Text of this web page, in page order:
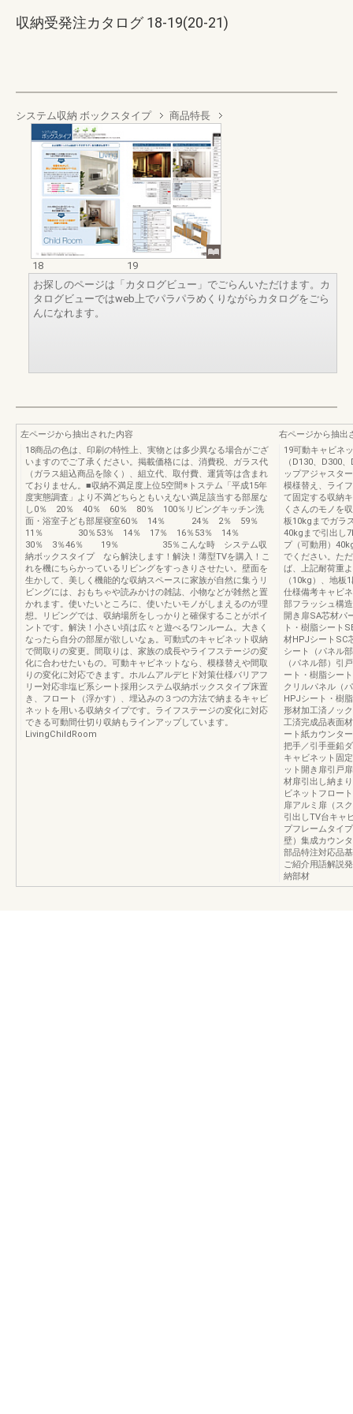
収納受発注カタログ 18-19(20-21)
システム収納 ボックスタイプ 商品特長
18
19
お探しのページは「カタログビュー」でごらんいただけます。カ
タログビューではweb上でパラパラめくりながらカタログをごら
んになれます。
左ページから抽出された内容
18商品の色は、印刷の特性上、実物とは多少異なる場合がござ
いますのでご了承ください。掲載価格には、消費税、ガラス代
（ガラス組込商品を除く）、組立代、取付費、運賃等は含まれ
ておりません。■収納不満足度上位5空間※トステム「平成15年
度実態調査」より不満どちらともいえない満足該当する部屋な
し0％ 20％ 40％ 60％ 80％ 100％リビングキッチン洗
面・浴室子ども部屋寝室60％ 14％ 24％ 2％ 59％
11％ 30％53％ 14％ 17％ 16％53％ 14％
30％ 3％46％ 19％ 35％こんな時 システム収
納ボックスタイプ なら解決します！解決！薄型TVを購入！こ
れを機にちらかっているリビングをすっきりさせたい。壁面を
生かして、美しく機能的な収納スペースに家族が自然に集うリ
ビングには、おもちゃや読みかけの雑誌、小物などが雑然と置
かれます。使いたいところに、使いたいモノがしまえるのが理
想。リビングでは、収納場所をしっかりと確保することがポイ
ントです。解決！小さい頃は広々と遊べるワンルーム。大きく
なったら自分の部屋が欲しいなぁ。可動式のキャビネット収納
で間取りの変更。間取りは、家族の成長やライフステージの変
化に合わせたいもの。可動キャビネットなら、模様替えや間取
りの変化に対応できます。ホルムアルデヒド対策仕様バリアフ
リー対応非塩ビ系シート採用システム収納ボックスタイプ床置
き、フロート（浮かす）、埋込みの３つの方法で納まるキャビ
ネットを用いる収納タイプです。ライフステージの変化に対応
できる可動間仕切り収納もラインアップしています。
LivingChildRoom
右ページから抽出
19可動キャビネ
（D130、D300
ップアジャスタ
模様替え、ライ
て固定する収納
くさんのモノを
板10kgまでガラ
40kgまで引出し
プ（可動用）
でください。た
ば、上記耐荷重
（10kg）、地
仕様備考キャビ
部フラッシュ構
開き扉SA芯材パ
ト・樹脂シート
材HPJシートSC
シート（パネル
（パネル部）引
ート・樹脂シー
クリルパネル（
HPJシート・樹
形材加工済ノッ
工済完成品表面
ート紙カウンタ
把手／引手亜鉛
キャビネット固
ット開き扉引戸
材扉引出し納ま
ビネットフロー
扉アルミ扉（ス
引出しTV台キャ
プフレームタイ
壁）集成カウン
部品特注対応品
ご紹介用語解説
納部材